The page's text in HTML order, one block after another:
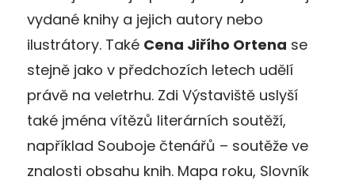
vydané knihy a jejich autory nebo
ilustrátory. Také Cena Jiřího Ortena se
stejně jako v předchozích letech udělí
právě na veletrhu. Zdi Výstaviště uslyší
také jména vítězů literárních soutěží,
například Souboje čtenářů – soutěže ve
znalosti obsahu knih. Mapa roku, Slovník